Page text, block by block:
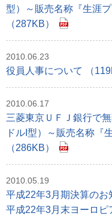
型）～販売名称『生涯
（287KB）
2010.06.23
役員人事について （
2010.06.17
三菱東京ＵＦＪ銀行で
ドルI型）～販売名称『
（286KB）
2010.05.19
平成22年3月期決算のお
平成22年3月末ヨーロ